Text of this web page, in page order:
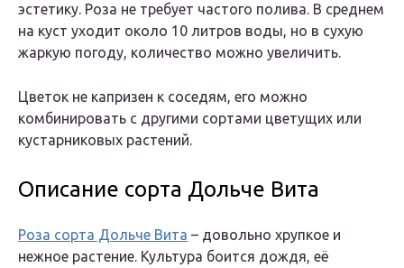
эстетику. Роза не требует частого полива. В среднем
на куст уходит около 10 литров воды, но в сухую
жаркую погоду, количество можно увеличить.
Цветок не капризен к соседям, его можно
комбинировать с другими сортами цветущих или
кустарниковых растений.
Описание сорта Дольче Вита
Роза сорта Дольче Вита – довольно хрупкое и
нежное растение. Культура боится дождя, её